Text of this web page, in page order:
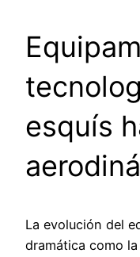
esquís
La evolución del
dramática como